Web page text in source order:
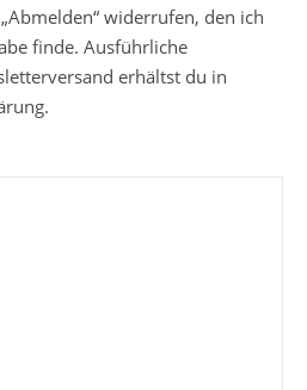
widerrufen, den ich
finde. Ausführliche
erhältst du in